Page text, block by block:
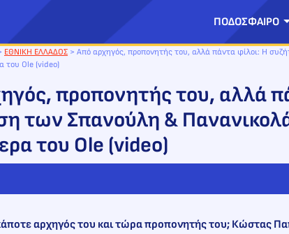
ΠΟΔΟΣΦΑΙΡΟ
ΕΘΝΙΚΗ ΕΛΛΑΔΟΣ > Από αρχηγός, προπονητής του, αλλά πάντα φίλοι: Η
του Ole (video)
προπονητής του, αλλά
των Σπανούλη &
του Ole (video)
αρχηγός του και τώρα προπονητής του; Κώστας